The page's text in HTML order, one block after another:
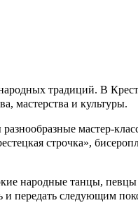
традиций. В
мастерства и культуры.
мастер-
строчка»,
народные танцы,
передать следующим